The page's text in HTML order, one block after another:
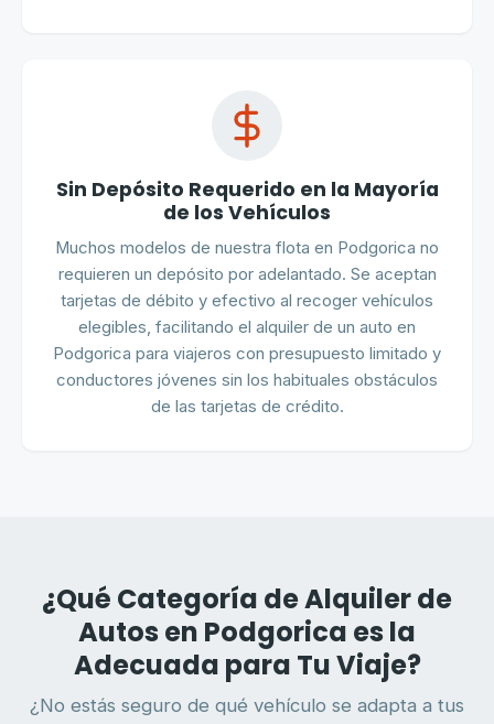
Sin Depósito Requerido en la Mayoría
de los Vehículos
Muchos modelos de nuestra flota en Podgorica no
requieren un depósito por adelantado. Se aceptan
tarjetas de débito y efectivo al recoger vehículos
elegibles, facilitando el alquiler de un auto en
Podgorica para viajeros con presupuesto limitado y
conductores jóvenes sin los habituales obstáculos
de las tarjetas de crédito.
¿Qué Categoría de Alquiler de
Autos en Podgorica es la
Adecuada para Tu Viaje?
¿No estás seguro de qué vehículo se adapta a tus